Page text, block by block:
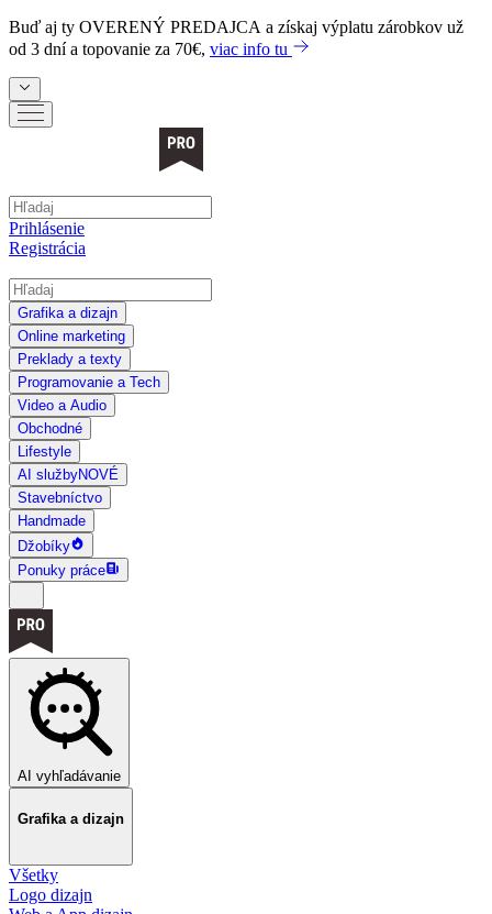
Buď aj ty OVERENÝ PREDAJCA a získaj výplatu zárobkov už
od 3 dní a topovanie za 70€, viac info tu
Prihlásenie
Registrácia
Grafika a dizajn
Online marketing
Preklady a texty
Programovanie a Tech
Video a Audio
Obchodné
Lifestyle
AI službyNOVÉ
Stavebníctvo
Handmade
Džobíky
Ponuky práce
AI vyhľadávanie
Grafika a dizajn
Všetky
Logo dizajn